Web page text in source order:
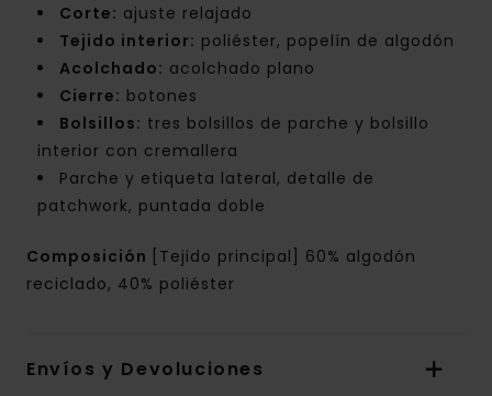
Corte: ajuste relajado
Tejido interior: poliéster, popelín de algodón
Acolchado: acolchado plano
Cierre: botones
Bolsillos: tres bolsillos de parche y bolsillo
interior con cremallera
Parche y etiqueta lateral, detalle de
patchwork, puntada doble
Composición
[Tejido principal] 60% algodón
reciclado, 40% poliéster
Envíos y Devoluciones